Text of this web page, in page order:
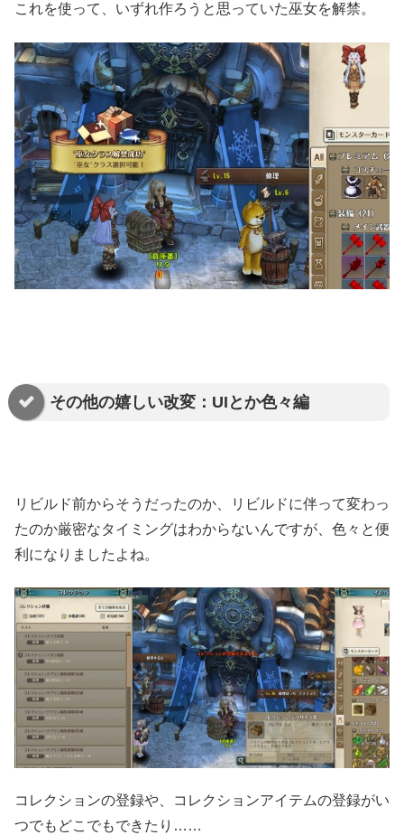
これを使って、いずれ作ろうと思っていた巫女を解禁。
その他の嬉しい改変：UIとか色々編
リビルド前からそうだったのか、リビルドに伴って変わっ
たのか厳密なタイミングはわからないんですが、色々と便
利になりましたよね。
コレクションの登録や、コレクションアイテムの登録がい
つでもどこでもできたり……